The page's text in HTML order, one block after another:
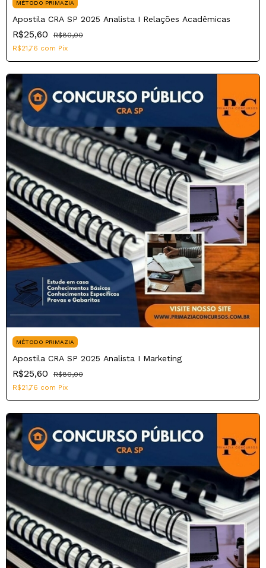
MÉTODO PRIMAZIA
Apostila CRA SP 2025 Analista I Relações Acadêmicas
R$25,60
R$80,00
R$21,76 com Pix
MÉTODO PRIMAZIA
Apostila CRA SP 2025 Analista I Marketing
R$25,60
R$80,00
R$21,76 com Pix